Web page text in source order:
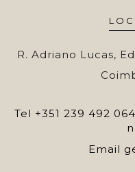
R. Adriano Lucas,
Tel +351 239 492
Email